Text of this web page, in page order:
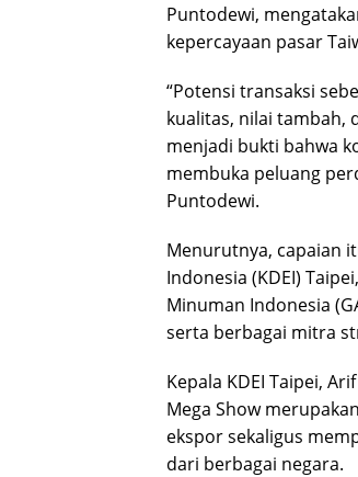
Puntodewi,
kepercayaan pasar
“Potensi transaksi
kualitas, nilai tambah,
menjadi bukti bahwa
membuka peluang
Puntodewi.
Menurutnya, capaian
Indonesia (KDEI)
Minuman Indonesia
serta berbagai mitra
Kepala KDEI Taipei,
Mega Show
ekspor sekaligus
dari berbagai negara.